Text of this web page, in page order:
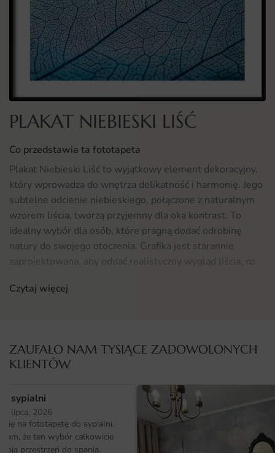
PLAKAT NIEBIESKI LIŚĆ
Co przedstawia ta fototapeta
Plakat Niebieski Liść to wyjątkowy element dekoracyjny,
który wprowadza do wnętrza delikatność i harmonię. Jego
subtelne odcienie niebieskiego, połączone z naturalnym
wzorem liścia, tworzą przyjemny dla oka kontrast. To
idealny wybór dla osób, które pragną dodać odrobinę
natury do swojego otoczenia. Grafika jest starannie
zaprojektowana, aby oddać realistyczny wygląd liścia, co
sprzyjającą relaksowi i wyciszeniu.
w różnych pomieszczeniach, a szczególnie w pokoju
niemowlaka lub dziecięcym. Oprócz tego, z powodzeniem
można ją wykorzystać w salonie, sypialni czy gabinecie.
Dzięki neutralnej kolorystyce, fototapeta wpisuje się w
wiele stylów aranżacyjnych, od skandynawskiego po
nowoczesny. Jeśli szukasz inspiracji do dekoracji swojego
wnętrza, koniecznie zajrzyj do naszej oferty
Czytaj więcej
ZAUFAŁO NAM TYSIĄCE ZADOWOLONYCH
KLIENTÓW
sypialni
lipca, 2026
się na fototapetę do sypialni.
że ten wybór całkowicie
przestrzeń do spania.